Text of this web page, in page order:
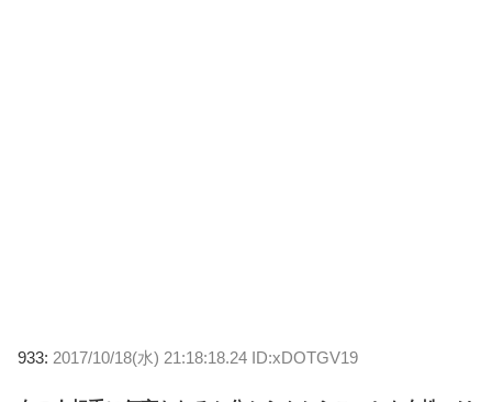
933: 2017/10/18(水) 21:18:18.24 ID:xDOTGV19